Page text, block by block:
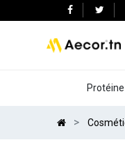
Protéine